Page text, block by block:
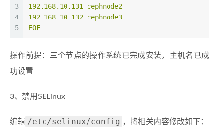
3
4
5
192.168.10.131 cephnode2
192.168.10.132 cephnode3
EOF
操作前提：三个节点的操作系统已完成安装，主机名已成
功设置
3、禁用SELinux
编辑 /etc/selinux/config ，将相关内容修改如下：